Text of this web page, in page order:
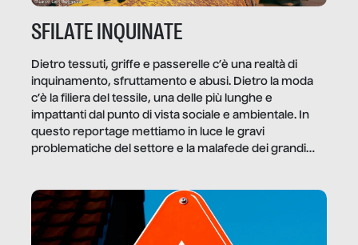
SFILATE INQUINATE
Dietro tessuti, griffe e passerelle c’è una realtà di
inquinamento, sfruttamento e abusi. Dietro la moda
c’è la filiera del tessile, una delle più lunghe e
impattanti dal punto di vista sociale e ambientale. In
questo reportage mettiamo in luce le gravi
problematiche del settore e la malafede dei grandi